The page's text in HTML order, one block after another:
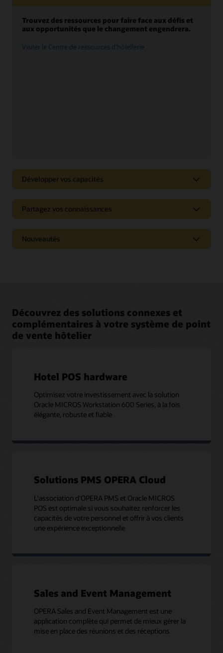
Trouvez des ressources pour faire face aux défis et
aux opportunités que le changement engendrera.
Visiter le Centre de ressources d’hôtellerie
Développer vos capacités
intégrations pour répondre aux nouvelles tendances
Découvrir les intégrations
Partagez vos connaissances
les dernières tendances du marché, les nouveaux
Nouveautés
Découvrez des solutions connexes et
complémentaires à votre système de point
de vente hôtelier
Hotel POS hardware
Optimisez votre investissement avec la solution
Oracle MICROS Workstation 600 Series, à la fois
élégante, robuste et fiable
Solutions PMS OPERA Cloud
L'association d'OPERA PMS et Oracle MICROS
POS est optimale si vous souhaitez renforcer les
capacités de votre personnel et offrir à vos clients
une expérience exceptionnelle
Sales and Event Management
OPERA Sales and Event Management est une
application complète qui permet de mieux gérer la
mise en place des réunions et des réceptions